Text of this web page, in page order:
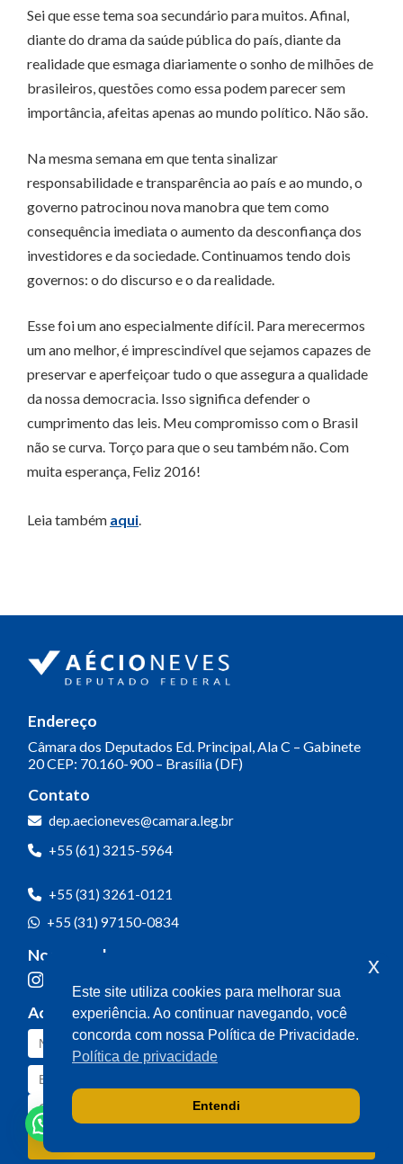
Sei que esse tema soa secundário para muitos. Afinal,
diante do drama da saúde pública do país, diante da
realidade que esmaga diariamente o sonho de milhões de
brasileiros, questões como essa podem parecer sem
importância, afeitas apenas ao mundo político. Não são.
Na mesma semana em que tenta sinalizar
responsabilidade e transparência ao país e ao mundo, o
governo patrocinou nova manobra que tem como
consequência imediata o aumento da desconfiança dos
investidores e da sociedade. Continuamos tendo dois
governos: o do discurso e o da realidade.
Esse foi um ano especialmente difícil. Para merecermos
um ano melhor, é imprescindível que sejamos capazes de
preservar e aperfeiçoar tudo o que assegura a qualidade
da nossa democracia. Isso significa defender o
cumprimento das leis. Meu compromisso com o Brasil
não se curva. Torço para que o seu também não. Com
muita esperança, Feliz 2016!
Leia também aqui.
Endereço
Câmara dos Deputados Ed. Principal, Ala C – Gabinete
20CEP: 70.160-900 – Brasília (DF)
Contato
dep.aecioneves@camara.leg.br
+55 (61) 3215-5964
+55 (31) 3261-0121
+55 (31) 97150-0834
Nossas redes
Acompanhe o meu mandato
Este site utiliza cookies para melhorar sua
experiência. Ao continuar navegando, você
concorda com nossa Política de Privacidade.
Política de privacidade
Entendi
x